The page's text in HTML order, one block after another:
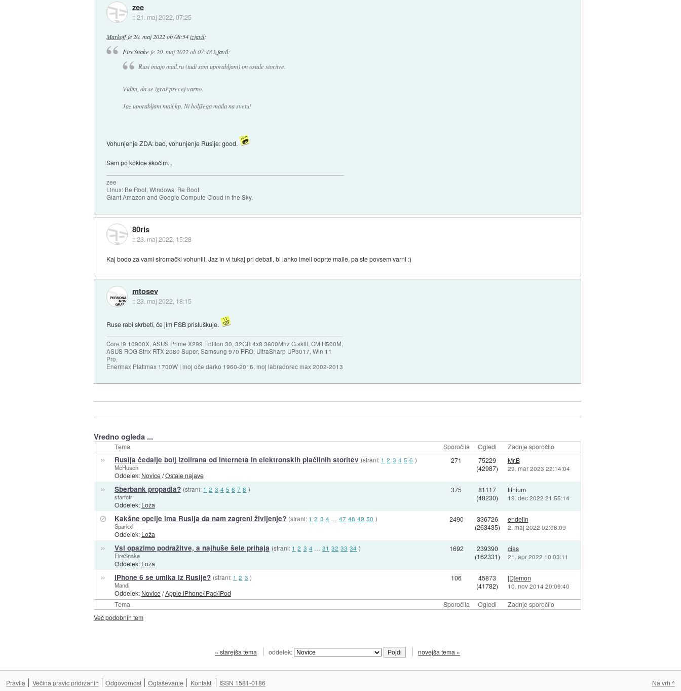
zee
::21. maj 2022, 07:25
Markoffje 20. maj 2022 ob 08:54 izjavil:
FireSnake je 20. maj 2022 ob 07:48 izjavil:
Rusi imajo mail.ru (tudi sam uporabljam) on ostale storitve.
Vidim, da se igraš precej varno.
Jaz uporabljam mail.kp. Ni boljšega maila na svetu!
Vohunjenje ZDA: bad, vohunjenje Rusije: good.
Sam po kokice skočim...
zee
Linux: Be Root, Windows: Re Boot
Giant Amazon and Google Compute Cloud in the Sky.
80ris
::23. maj 2022, 15:28
Kaj bodo za vami siromački vohunili. Jaz in vi tukaj pri debati, bi lahko imeli odprte maile, pa ste povsem varni :)
mtosev
::23. maj 2022, 18:15
Ruse rabi skrbeti, če jim FSB prisluškuje.
Core i9 10900X, ASUS Prime X299 Edition 30, 32GB 4x8 3600Mhz G.skill, CM H500M,
ASUS ROG Strix RTX 2080 Super, Samsung 970 PRO, UltraSharp UP3017, Win 11
Pro,
Enermax Platimax 1700W | moj oče darko 1960-2016, moj labradorec max 2002-2013
Vredno ogleda ...
Tema Sporočila Ogledi Zadnje sporočilo
Tema Sporočila Ogledi Zadnje sporočilo
» Rusija čedalje bolj izolirana od interneta in elektronskih plačilnih storitev (strani: 1 2 3 4 5 6 )
McHusch
Oddelek: Novice/Ostale najave
271
75229
(42987)
Mr.B
29. mar 2023 22:14:04
» Sberbank propadla? (strani: 1 2 3 4 5 6 7 8 )
starfotr
Oddelek: Loža
375
81117
(48230)
lithium
19. dec 2022 21:55:14
⊘ Kakšne opcije ima Rusija da nam zagreni življenje? (strani: 1 2 3 4 … 47 48 49 50 )
Sparkxl
Oddelek: Loža
2490
336726
(263435)
endelin
2. maj 2022 02:08:09
» Vsi opazimo podražitve, a najhuše šele prihaja (strani: 1 2 3 4 … 31 32 33 34 )
FireSnake
Oddelek: Loža
1692
239390
(162331)
cias
21. apr 2022 10:03:11
» iPhone 6 se umika iz Rusije? (strani: 1 2 3 )
Mandi
Oddelek: Novice/Apple iPhone/iPad/iPod
106
45873
(41782)
[D]emon
10. nov 2014 20:09:40
Več podobnih tem
« starejša tema oddelek: novejša tema »
Na vrh ^
Pravila Večina pravic pridržanih Odgovornost Oglaševanje Kontakt ISSN 1581-0186